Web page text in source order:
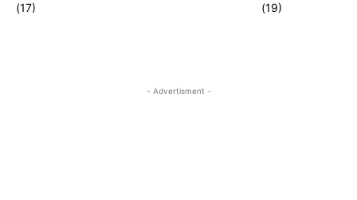
- Advertisment -